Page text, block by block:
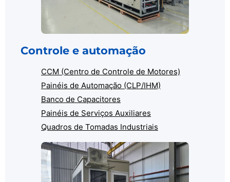
Controle e automação
CCM (Centro de Controle de Motores)
Painéis de Automação (CLP/IHM)
Banco de Capacitores
Painéis de Serviços Auxiliares
Quadros de Tomadas Industriais